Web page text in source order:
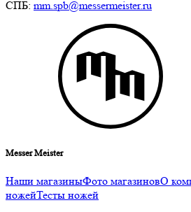
СПБ: mm.spb@messermeister.ru
Messer Meister
Наши магазиныФото магазиновО
ножейТесты ножей